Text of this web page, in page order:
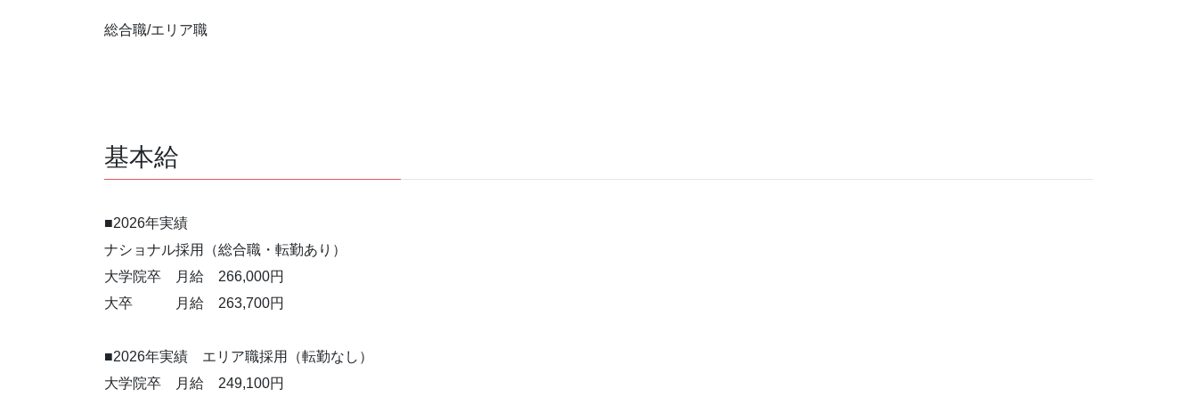
総合職/エリア職
基本給
■2026年実績
ナショナル採用（総合職・転勤あり）
大学院卒 月給 266,000円
大卒 月給 263,700円
■2026年実績 エリア職採用（転勤なし）
大学院卒 月給 249,100円